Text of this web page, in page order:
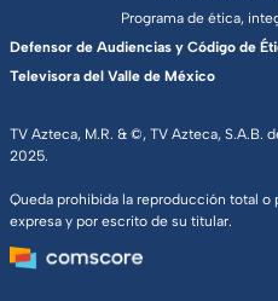
TV Azteca, M.R. & ©, TV Azteca, S.A.B.
2025.
Queda prohibida la reproducción total o
expresa y por escrito de su titular.
Programa de ética,
Defensor de Audiencias y Código de
Televisora del Valle de México